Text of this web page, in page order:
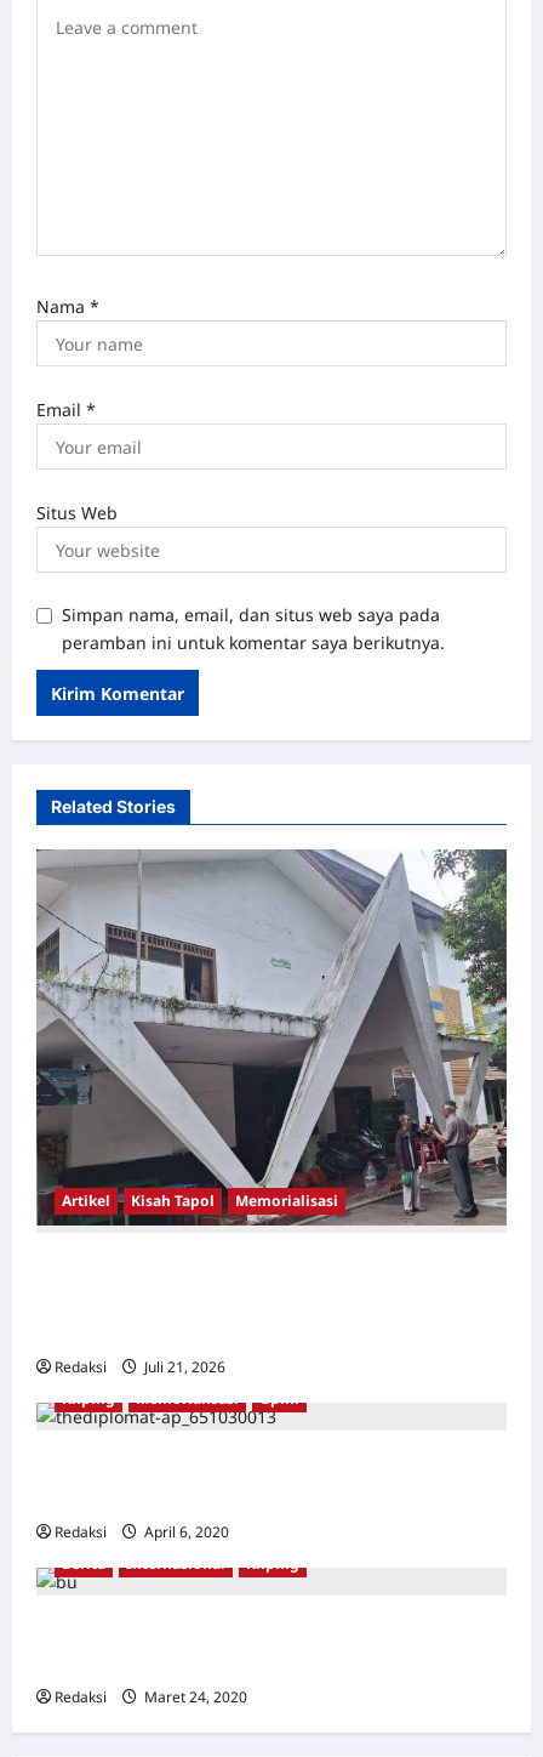
Nama *
Email *
Situs Web
Simpan nama, email, dan situs web saya pada
peramban ini untuk komentar saya berikutnya.
Related Stories
Artikel Kisah Tapol Memorialisasi
Redaksi Juli 21, 2026
Kliping
Memorialisasi Opini
Redaksi April 6, 2020
Berita
Internasional Kliping
Redaksi Maret 24, 2020